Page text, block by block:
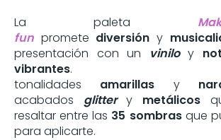
La paleta
fun promete diversión y
presentación con un
vinilo y
vibrantes.
tonalidades
amarillas y
acabados
glitter y metálicos
resaltar entre las 35 sombras que
para aplicarte.